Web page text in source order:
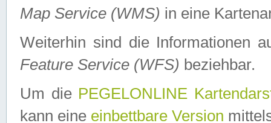
Map Service (WMS) in eine
Weiterhin sind die Informationen
Feature Service (WFS) beziehbar.
Um die PEGELONLINE
kann eine einbettbare Version